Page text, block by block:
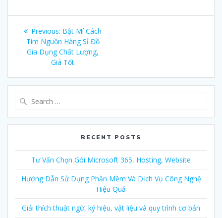
Post
navigation
Previous: Previous
post:
Bật Mí Cách
Tìm Nguồn Hàng Sỉ Đồ
Gia Dụng Chất Lượng,
Giá Tốt
RECENT POSTS
Tư Vấn Chọn Gói Microsoft 365, Hosting, Website
Hướng Dẫn Sử Dụng Phần Mềm Và Dịch Vụ Công Nghệ
Hiệu Quả
Giải thích thuật ngữ, ký hiệu, vật liệu và quy trình cơ bản